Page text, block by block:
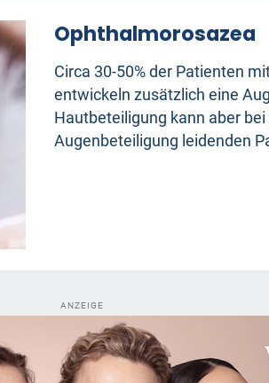
Ophthalmorosazea
Circa 30-50% der Patienten
entwickeln zusätzlich eine
Hautbeteiligung kann aber
Augenbeteiligung leidenden
ANZEIGE